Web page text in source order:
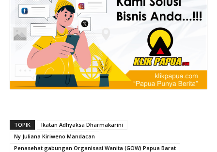
TOPIK
Ikatan Adhyaksa Dharmakarini
Ny Juliana Kiriweno Mandacan
Penasehat gabungan Organisasi Wanita (GOW) Papua Barat